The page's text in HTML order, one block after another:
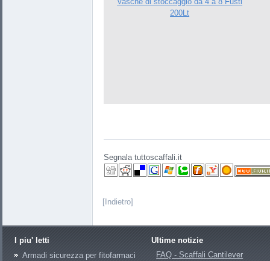
200Lt
Segnala tuttoscaffali.it
[Indietro]
I piu' letti
Armadi sicurezza per fitofarmaci
Ultime notizie
FAQ - Scaffali Cantilever